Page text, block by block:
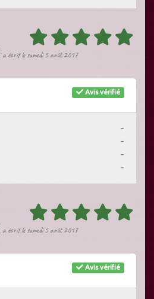
a écrit le samedi 5 août 2017
Avis vérifié
-
-
-
-
a écrit le samedi 5 août 2017
Avis vérifié